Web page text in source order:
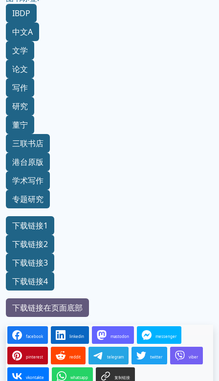
IBDP
中文A
文学
论文
写作
研究
董宁
三联书店
港台原版
学术写作
专题研究
下载链接1
下载链接2
下载链接3
下载链接4
下载链接在页面底部
facebook linkedin mastodon messenger
pinterest reddit telegram twitter viber
vkontakte whatsapp 复制链接